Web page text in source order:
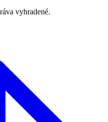
vyhradené.